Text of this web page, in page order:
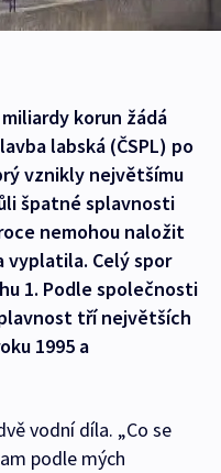
korun žádá
labská (ČSPL) po
vznikly největšímu
špatné splavnosti
nemohou naložit
vyplatila. Celý spor
1. Podle společnosti
tří největších
1995 a
vodní díla. „Co se
podle mých